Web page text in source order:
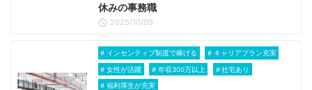
休みの事務職
2025/10/09
インセンティブ制度で稼げる キャリアプラン充実
女性が活躍 年収300万以上 社宅あり
福利厚生が充実